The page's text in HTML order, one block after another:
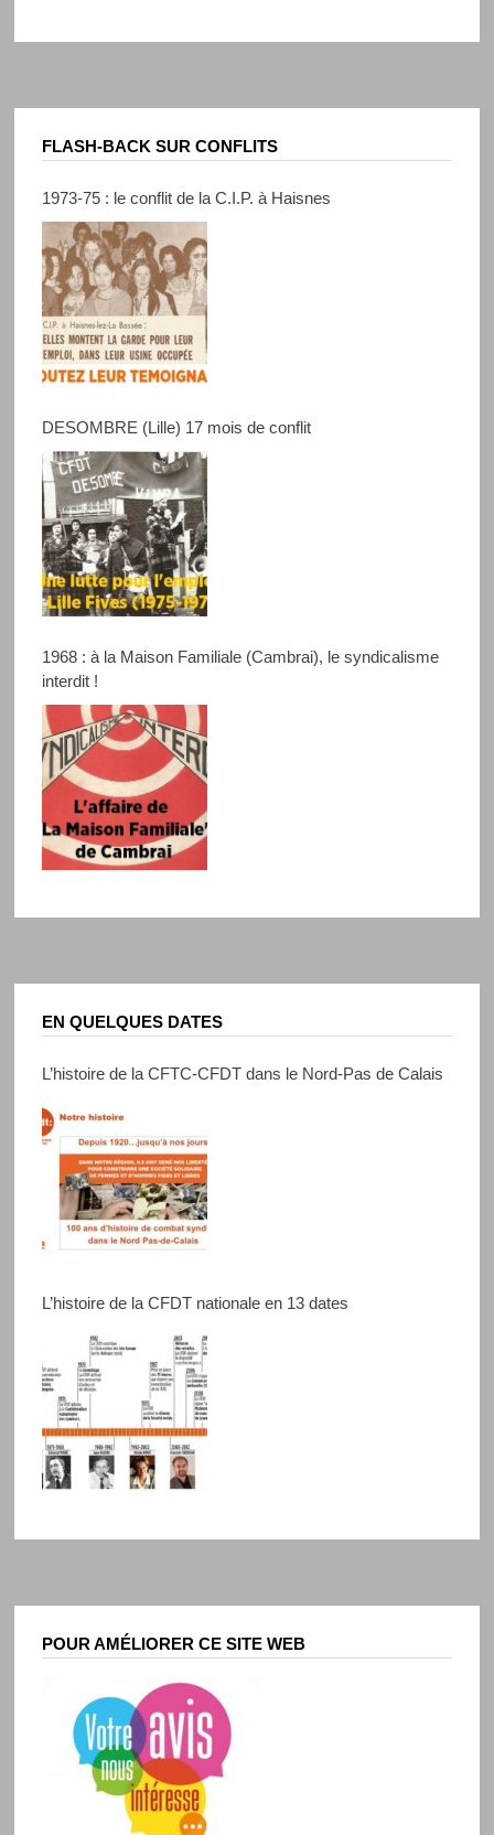
FLASH-BACK SUR CONFLITS
1973-75 : le conflit de la C.I.P. à Haisnes
DESOMBRE (Lille) 17 mois de conflit
1968 : à la Maison Familiale (Cambrai), le syndicalisme
interdit !
EN QUELQUES DATES
L’histoire de la CFTC-CFDT dans le Nord-Pas de Calais
L’histoire de la CFDT nationale en 13 dates
POUR AMÉLIORER CE SITE WEB